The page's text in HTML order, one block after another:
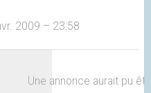
2009 – 23:58
Une annonce aurait pu